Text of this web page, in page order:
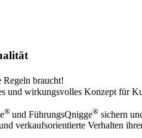
braucht!
und wirkungsvolles Konzept für
® und FührungsQnigge® sichern
verkaufsorientierte Verhalten